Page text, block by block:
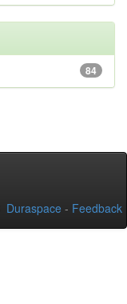
84
Duraspace - Feedback